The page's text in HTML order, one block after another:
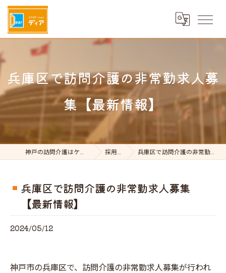
兵庫区で訪問介護の非常勤求人募
集【最新情報】
神戸の訪問介護はケアステーションDear 採用ブログ 兵庫区で訪問介護の非常勤求人募集【最新情報】
兵庫区で訪問介護の非常勤求人募集
【最新情報】
2024/05/12
神戸市の兵庫区で、訪問介護の非常勤求人募集が行われ